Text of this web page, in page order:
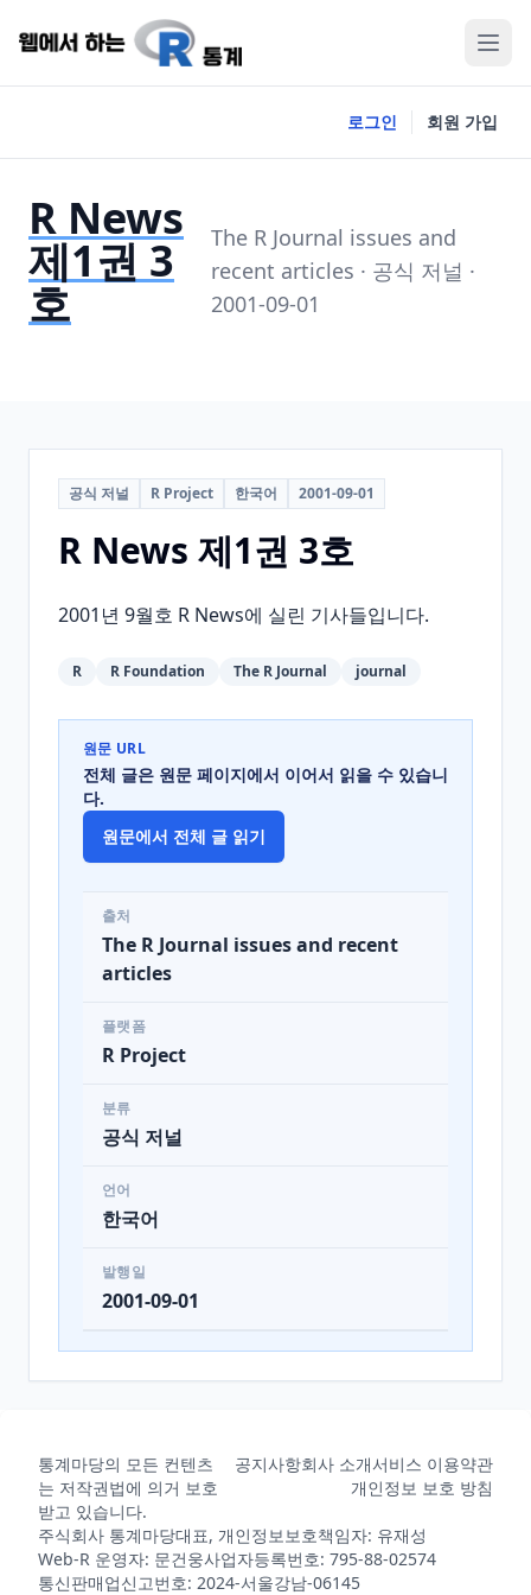
로그인 회원 가입
R News
제1권 3
호
The R Journal issues and
recent articles · 공식 저널 ·
2001-09-01
공식 저널 R Project 한국어 2001-09-01
R News 제1권 3호
2001년 9월호 R News에 실린 기사들입니다.
R R Foundation The R Journal journal
원문 URL
전체 글은 원문 페이지에서 이어서 읽을 수 있습니
다.
원문에서 전체 글 읽기
출처
The R Journal issues and recent
articles
플랫폼
R Project
분류
공식 저널
언어
한국어
발행일
2001-09-01
통계마당의 모든 컨텐츠
는 저작권법에 의거 보호
받고 있습니다.
공지사항회사 소개서비스 이용약관
개인정보 보호 방침
주식회사 통계마당대표, 개인정보보호책임자: 유재성
Web-R 운영자: 문건웅사업자등록번호: 795-88-02574
통신판매업신고번호: 2024-서울강남-06145